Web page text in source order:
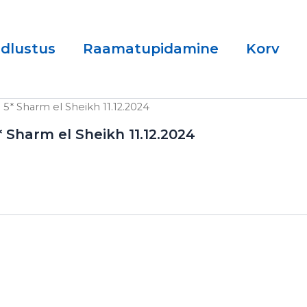
Raamatupidamine Korv
Sharm el Sheikh 11.12.2024
el Sheikh 11.12.2024